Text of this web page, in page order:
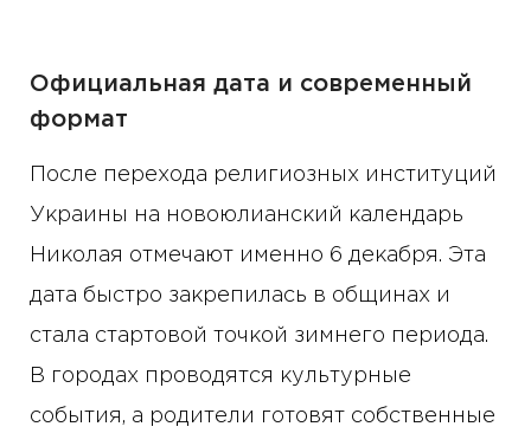
Официальная дата и современный
формат
После перехода религиозных институций
Украины на новоюлианский календарь
Николая отмечают именно 6 декабря. Эта
дата быстро закрепилась в общинах и
стала стартовой точкой зимнего периода.
В городах проводятся культурные
события, а родители готовят собственные